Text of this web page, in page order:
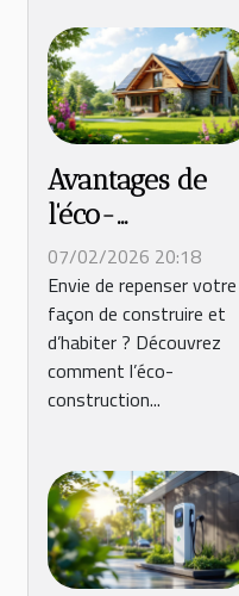
Avantages de
l'éco-
construction
pour un habitat
durable et
efficace
07/02/2026 20:18
Envie de repenser votre
façon de construire et
d’habiter ? Découvrez
comment l’éco-
construction...